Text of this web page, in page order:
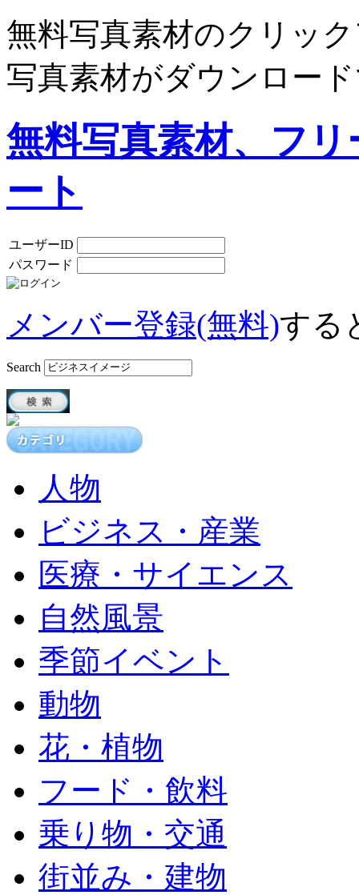
無料写真素材のクリッ
写真素材がダウンロー
無料写真素材、フ
ート
ユーザーID
パスワード
メンバー登録(無料)する
Search
人物
ビジネス・産業
医療・サイエンス
自然風景
季節イベント
動物
花・植物
フード・飲料
乗り物・交通
街並み・建物